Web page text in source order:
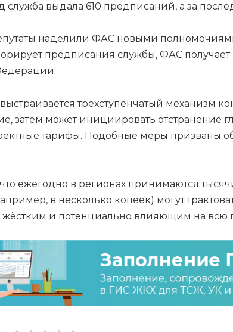
служба выдала 610 предписаний, а за
наделили ФАС новыми
предписания службы, ФАС получает
трёхступенчатый
затем может инициировать отстранение
тарифы. Подобные меры призваны
что ежегодно в регионах принимаются
в несколько копеек) могут
и потенциально влияющим на всю